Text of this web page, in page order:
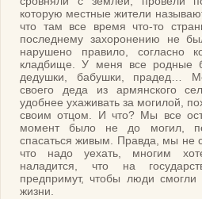
которую местные жители
что там все время что-то
последнему захоронению не
нарушено правило, согласно
кладбище. У меня все родные
дедушки, бабушки, прадед…
своего деда из армянского
удобнее ухаживать за могилой,
своим отцом. И что? Мы все
момент было не до могил,
спасаться живым. Правда, мы не
что надо уехать, многим
наладится, что на
предпримут, чтобы люди смогли
жизни.